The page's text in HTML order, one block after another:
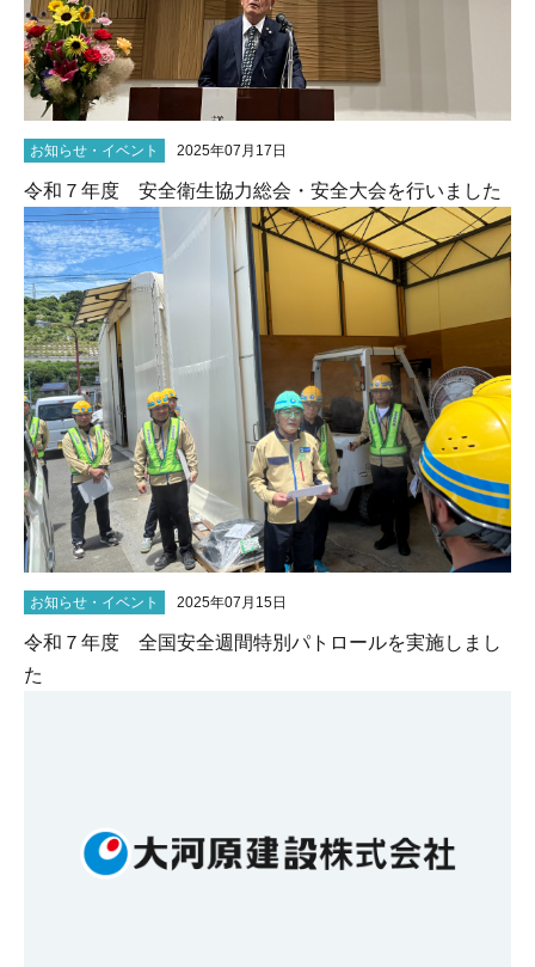
お知らせ・イベント 2025年07月17日
令和７年度 安全衛生協力総会・安全大会を行いました
お知らせ・イベント 2025年07月15日
令和７年度 全国安全週間特別パトロールを実施しまし
た